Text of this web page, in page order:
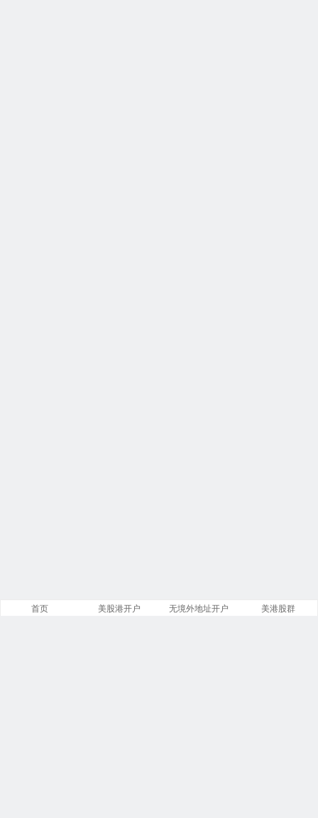
首页 美股港开户 无境外地址开户 美港股群